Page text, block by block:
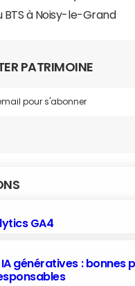
BTS à Noisy-le-Grand
PATRIMOINE
GA4
IA génératives : bonnes